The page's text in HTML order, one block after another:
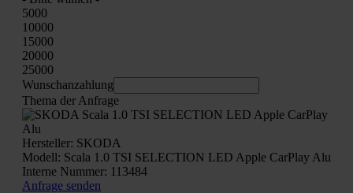
5000
10000
15000
20000
25000
Wunschan­zah­lung
The­ma der Anfra­ge
Her­stel­ler: SKODA
Modell: Sca­la 1.0 TSI SELECTION LED Apple Car­Play Alu
Inter­ne Num­mer: 113484
Anfra­ge sen­den